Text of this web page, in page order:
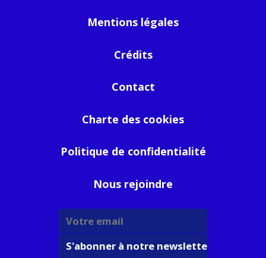
Mentions légales
Crédits
Contact
Charte des cookies
Politique de confidentialité
Nous rejoindre